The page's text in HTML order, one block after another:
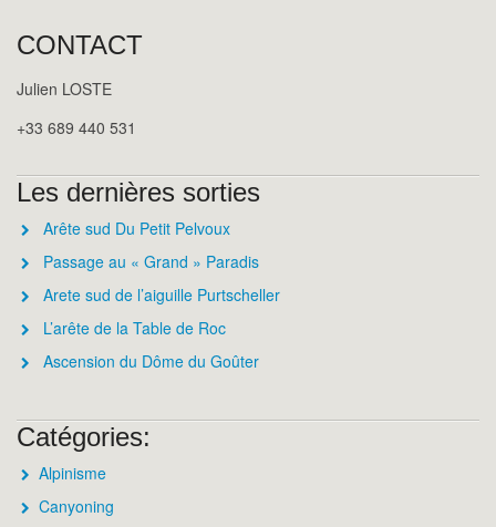
CONTACT
Julien LOSTE
+33 689 440 531
Les dernières sorties
Arête sud Du Petit Pelvoux
Passage au « Grand » Paradis
Arete sud de l’aiguille Purtscheller
L’arête de la Table de Roc
Ascension du Dôme du Goûter
Catégories:
Alpinisme
Canyoning